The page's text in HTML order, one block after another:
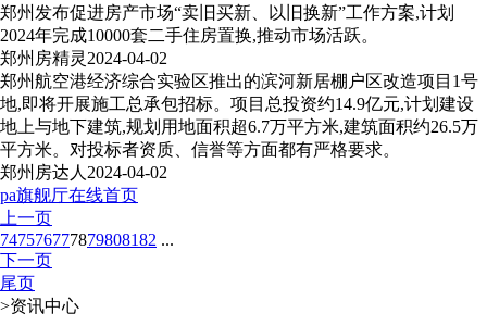
郑州发布促进房产市场“卖旧买新、以旧换新”工作方案,计划
2024年完成10000套二手住房置换,推动市场活跃。
郑州房精灵 2024-04-02
郑州航空港经济综合实验区推出的滨河新居棚户区改造项目1号
地,即将开展施工总承包招标。项目总投资约14.9亿元,计划建设
地上与地下建筑,规划用地面积超6.7万平方米,建筑面积约26.5万
平方米。对投标者资质、信誉等方面都有严格要求。
郑州房达人 2024-04-02
pa旗舰厅在线首页
上一页
747576777879808182 ...
下一页
尾页
>资讯中心